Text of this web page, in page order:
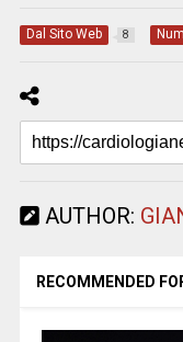
Dal Sito Web 8
AUTHOR:
RECOMMENDED